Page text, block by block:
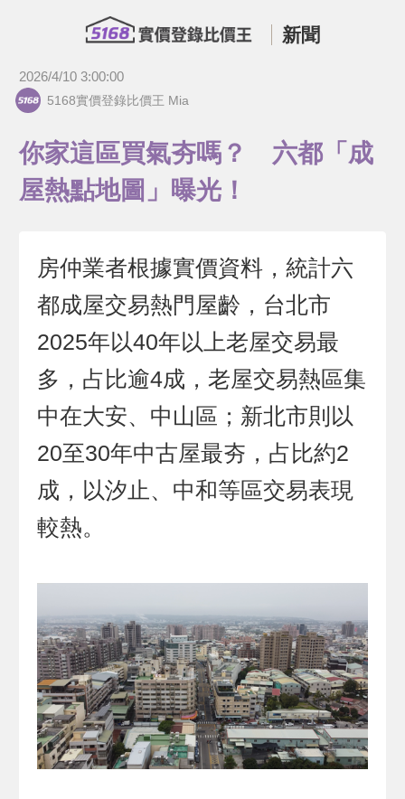
新聞
2026/4/10 3:00:00
5168實價登錄比價王 Mia
你家這區買氣夯嗎？ 六都「成
屋熱點地圖」曝光！
房仲業者根據實價資料，統計六
都成屋交易熱門屋齡，台北市
2025年以40年以上老屋交易最
多，占比逾4成，老屋交易熱區集
中在大安、中山區；新北市則以
20至30年中古屋最夯，占比約2
成，以汐止、中和等區交易表現
較熱。